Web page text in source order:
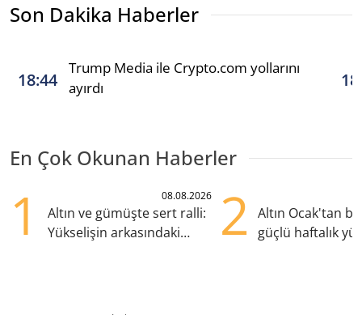
Son Dakika Haberler
18:44
Trump Media ile Crypto.com yollarını
ayırdı
En Çok Okunan Haberler
1 08.08.2026
Altın ve gümüşte sert ralli:
Yükselişin arkasındaki
2
Altın Ocak'tan
güçlü haftalık